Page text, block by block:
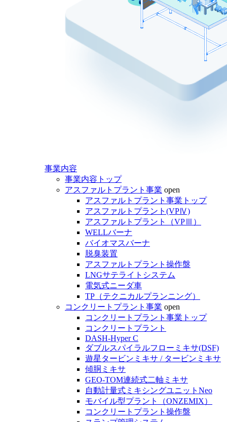
事業内容
事業内容トップ
アスファルトプラント事業 open
アスファルトプラント事業トップ
アスファルトプラント(VPⅣ)
アスファルトプラント（VPⅢ）
WELLバーナ
バイオマスバーナ
脱臭装置
アスファルトプラント操作盤
LNGサテライトシステム
電気式ニーダ車
TP（テクニカルプランニング）
コンクリートプラント事業 open
コンクリートプラント事業トップ
コンクリートプラント
DASH-Hyper C
ダブルスパイラルフローミキサ(DSF)
遊星タービンミキサ / タービンミキサ
傾胴ミキサ
GEO-TOM連続式二軸ミキサ
自動計量式ミキシングユニットNeo
モバイル型プラント（ONZEMIX）
コンクリートプラント操作盤